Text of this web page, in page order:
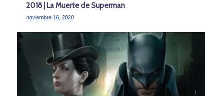
2018 | La Muerte de Superman
noviembre 16, 2020